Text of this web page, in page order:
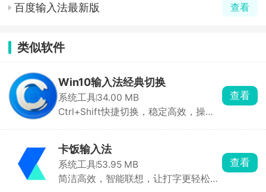
百度输入法最新版 查看
类似软件
Win10输入法经典切换
系统工具34.00 MB
Ctrl+Shift快捷切换，稳定高效，操作
查看
卡饭输入法
系统工具53.95 MB
简洁高效，智能联想，让打字更轻松，
查看